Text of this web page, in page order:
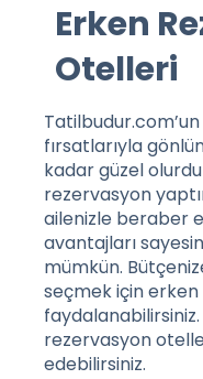
Erken
Otelleri
fırsatlarıyla
kadar güzel
rezervasyon
ailenizle beraber
avantajları
mümkün.
seçmek için
rezervasyon
edebilirsiniz.